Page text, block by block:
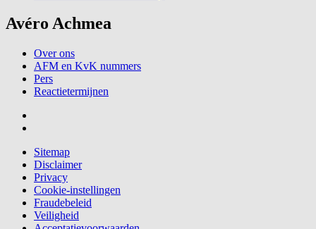
Avéro Achmea
Over ons
AFM en KvK nummers
Pers
Reactietermijnen
Sitemap
Disclaimer
Privacy
Cookie-instellingen
Fraudebeleid
Veiligheid